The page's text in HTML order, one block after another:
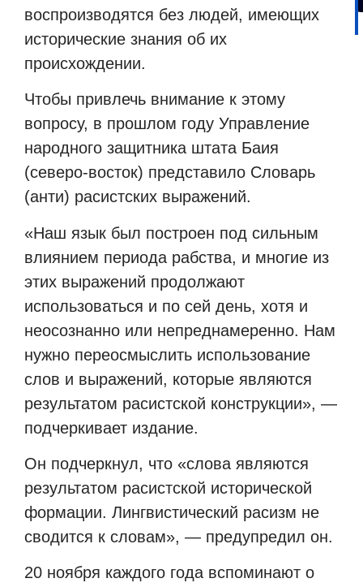
воспроизводятся без людей, имеющих
исторические знания об их
происхождении.
Чтобы привлечь внимание к этому
вопросу, в прошлом году Управление
народного защитника штата Баия
(северо-восток) представило Словарь
(анти) расистских выражений.
«Наш язык был построен под сильным
влиянием периода рабства, и многие из
этих выражений продолжают
использоваться и по сей день, хотя и
неосознанно или непреднамеренно. Нам
нужно переосмыслить использование
слов и выражений, которые являются
результатом расистской конструкции», —
подчеркивает издание.
Он подчеркнул, что «слова являются
результатом расистской исторической
формации. Лингвистический расизм не
сводится к словам», — предупредил он.
20 ноября каждого года вспоминают о